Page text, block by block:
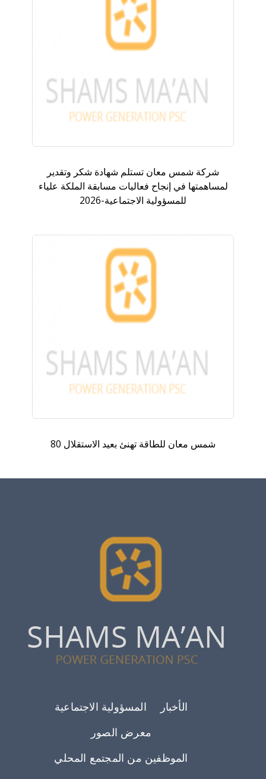
شركة شمس معان تستلم شهادة شكر وتقدير
لمساهمتها في إنجاح فعاليات مسابقة الملكة علياء
للمسؤولية الاجتماعية-2026
شمس معان للطاقة تهنئ بعيد الاستقلال 80
Footer menu
الأخبار
المسؤولية الاجتماعية
معرض الصور
الموظفين من المجتمع المحلي